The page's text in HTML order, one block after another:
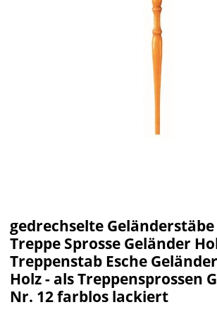
gedrechselte
Treppe Sprosse Geländer
Treppenstab Esche
Holz - als Treppensprossen
Nr. 12 farblos lackiert